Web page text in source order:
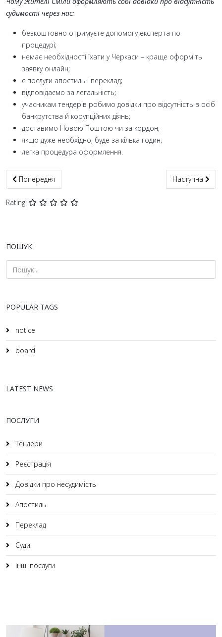
судимості через нас:
безкоштовно отримуєте допомогу експерта по
процедурі;
немає необхідності їхати у Черкаси – краще оформіть
заявку онлайн;
є послуги апостиль і переклад;
відповідаємо за легальність;
учасникам тендерів робимо довідки про відсутність в осіб
банкрутства й корупційних діянь;
доставимо Новою Поштою чи за кордон;
якщо дуже необхідно, буде за кілька годин;
легка процедура оформлення.
Попередня стаття: Довідка, витяг про несудимість
Попередня Наступна
Наступна
Rating:
ПОШУК
POPULAR TAGS
notice
board
LATEST NEWS
ПОСЛУГИ
Тендери
Реєстрація
Довідки про несудимість
Апостиль
Переклад
Суди
Інші послуги